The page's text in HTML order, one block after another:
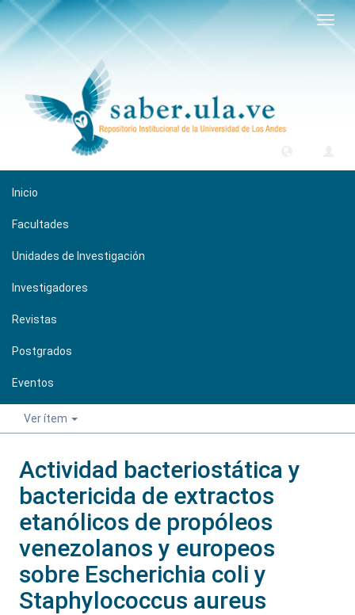
Inicio
Facultades
Unidades de Investigación
Investigadores
Revistas
Postgrados
Eventos
Ver ítem
Actividad bacteriostática y
bactericida de extractos
etanólicos de propóleos
venezolanos y europeos
sobre Escherichia coli y
Staphylococcus aureus